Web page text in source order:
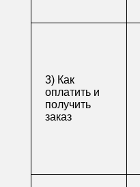
3) Как
оплатить и
получить
заказ